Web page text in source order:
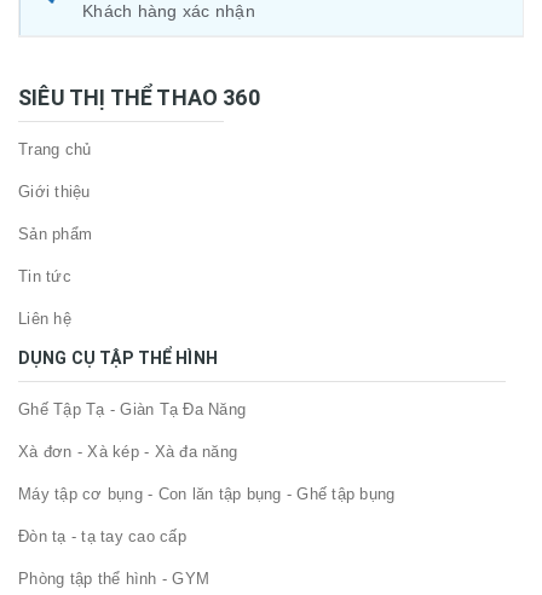
Khách hàng xác nhận
SIÊU THỊ THỂ THAO 360
Trang chủ
Giới thiệu
Sản phẩm
Tin tức
Liên hệ
DỤNG CỤ TẬP THỂ HÌNH
Ghế Tập Tạ - Giàn Tạ Đa Năng
Xà đơn - Xà kép - Xà đa năng
Máy tập cơ bụng - Con lăn tập bụng - Ghế tập bụng
Đòn tạ - tạ tay cao cấp
Phòng tập thể hình - GYM